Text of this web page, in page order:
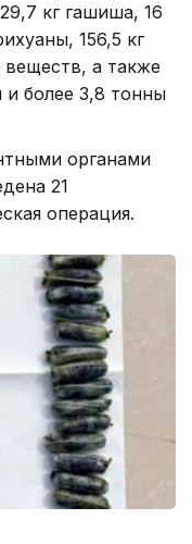
кг гашиша, 16
156,5 кг
веществ, а также
более 3,8 тонны
органами
21
операция.